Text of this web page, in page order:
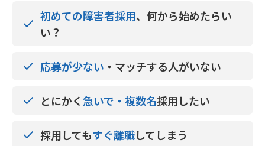
初めての障害者採用、何から始めたらい
い？
応募が少ない ・マッチする人がいない
とにかく急いで・複数名採用したい
採用してもすぐ離職してしまう